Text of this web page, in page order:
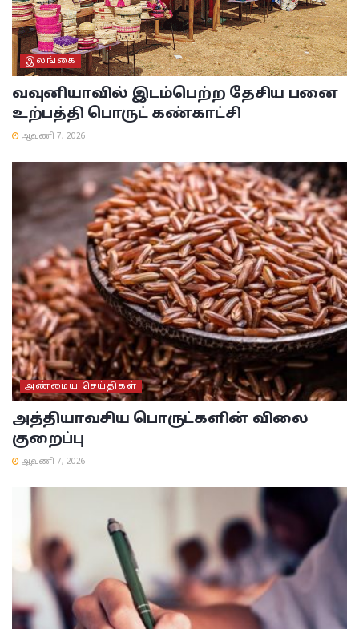
இலங்கை
வவுனியாவில் இடம்பெற்ற தேசிய பனை
உற்பத்தி பொருட் கண்காட்சி
ஆவணி 7, 2026
அண்மைய செய்திகள்
அத்தியாவசிய பொருட்களின் விலை
குறைப்பு
ஆவணி 7, 2026